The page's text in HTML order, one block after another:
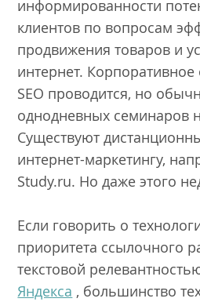
информированности
клиентов по вопросам
продвижения товаров и
интернет.
SEO проводится, но
однодневных семинаров
Существуют
интернет-маркетингу,
Study.ru. Но даже этого
Если говорить о
приоритета ссылочного
текстовой
Яндекса , большинство